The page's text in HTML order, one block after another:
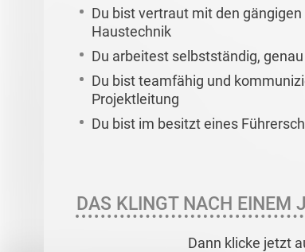
Du bist vertraut mit den
Haustechnik
Du arbeitest selbstständig,
Du bist teamfähig und
Projektleitung
Du bist im besitzt eines
DAS KLINGT NACH EINEM
Dann klicke jetzt